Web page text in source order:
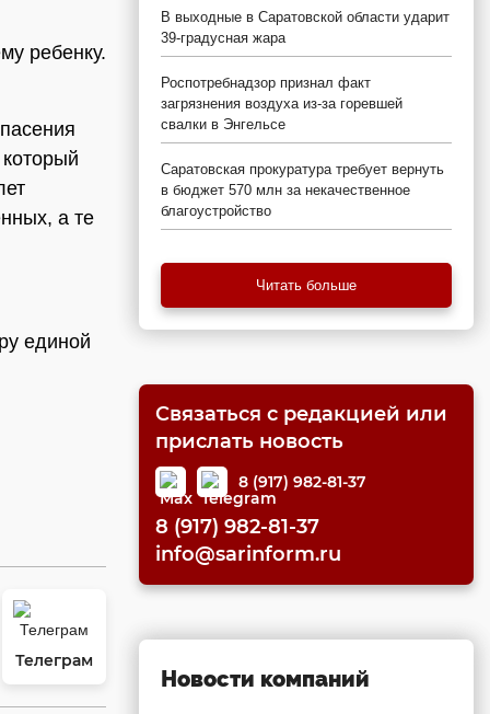
ребенку.
а те
единой
Телеграм
В выходные в Саратовской области ударит
39-градусная жара
Роспотребнадзор признал факт
загрязнения воздуха из-за горевшей
свалки в Энгельсе
Саратовская прокуратура требует вернуть
в бюджет 570 млн за некачественное
благоустройство
Читать больше
Связаться с редакцией или
прислать новость
8 (917) 982-81-37
8 (917) 982-81-37
info@sarinform.ru
Новости компаний